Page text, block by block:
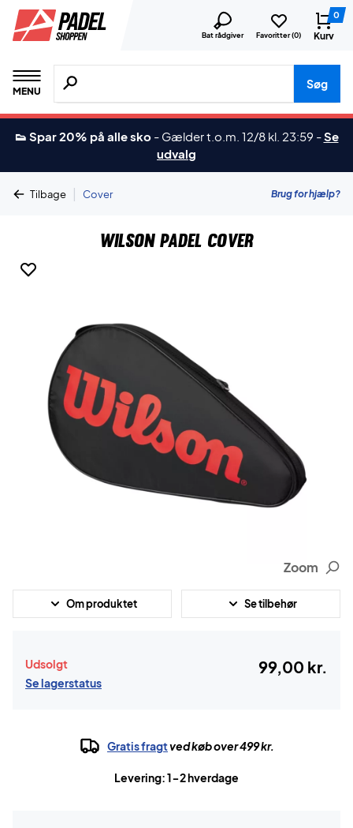
Bat rådgiver Favoritter (0)
0
Kurv
MENU
Søg efter produkter, mærker etc.
Søg
👟 Spar 20% på alle sko - Gælder t.o.m. 12/8 kl. 23:59 -Se
udvalg
Tilbage | Cover Brug for hjælp?
Wilson Padel Cover
Zoom
Om produktet Se tilbehør
Udsolgt
Se lagerstatus
99,00 kr.
Gratis fragtved køb over 499 kr.
Levering: 1-2 hverdage